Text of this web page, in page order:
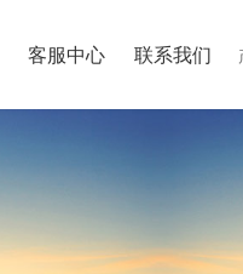
客服中心 联系我们